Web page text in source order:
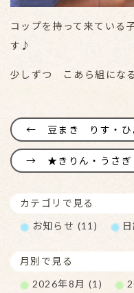
コップを持って来ている
す♪
少しずつ こあら組にな
豆まき りす・ひ
★きりん・うさ
カテゴリで見る
お知らせ (11)
月別で見る
2026年8月 (1)